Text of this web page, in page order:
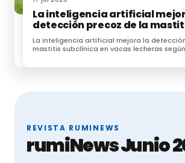
La inteligencia artificial
detección precoz de la
La inteligencia artificial mejora la
mastitis subclínica en vacas lecheras
REVISTA RUMINEWS
rumiNews Junio